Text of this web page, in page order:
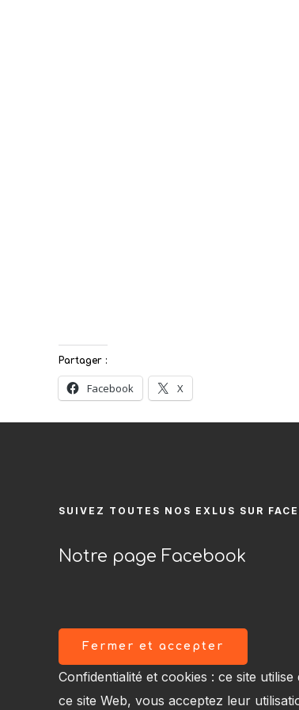
Partager :
Facebook X
SUIVEZ TOUTES NOS EXLUS SUR
Notre page Facebook
Confidentialité et cookies : ce site
ce site Web, vous acceptez leur